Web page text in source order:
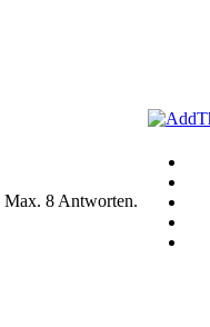
Max. 8 Antworten.